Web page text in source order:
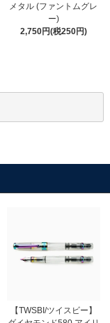
メタル (ファントムグレ
ー)
2,750円(税250円)
【TWSBI/ツイスビー】